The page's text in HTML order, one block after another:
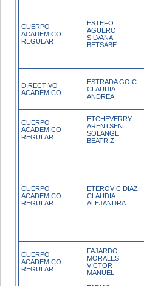
CUERPO
ACADEMICO
REGULAR
ESTEFO
AGUERO
SILVANA
BETSABE
DIRECTIVO
ACADEMICO
ESTRADA GOIC
CLAUDIA
ANDREA
CUERPO
ACADEMICO
REGULAR
ETCHEVERRY
ARENTSEN
SOLANGE
BEATRIZ
CUERPO
ACADEMICO
REGULAR
ETEROVIC DIAZ
CLAUDIA
ALEJANDRA
CUERPO
ACADEMICO
REGULAR
FAJARDO
MORALES
VICTOR
MANUEL